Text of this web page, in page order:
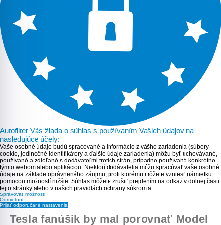
Autofilter Vás žiada o súhlas s používaním Vašich údajov na
nasledujúce účely:
Vaše osobné údaje budú spracované a informácie z vášho zariadenia (súbory
cookie, jedinečné identifikátory a ďalšie údaje zariadenia) môžu byť uchovávané,
používané a zdieľané s dodávateľmi tretích strán, prípadne používané konkrétne
týmto webom alebo aplikáciou. Niektorí dodávatelia môžu spracúvať vaše osobné
údaje na základe oprávneného záujmu, proti ktorému môžete vzniesť námietku
pomocou možností nižšie. Súhlas môžete zrušiť prejdením na odkaz v dolnej časti
tejto stránky alebo v našich pravidlách ochrany súkromia.
Spravovať možnosti
Odmietnuť
Prijať odporúčané nastavenia
Tesla fanúšik by mal porovnať Model